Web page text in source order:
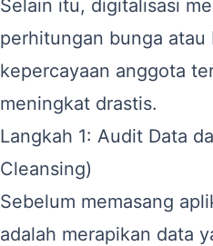
Selain itu, digitalisasi
perhitungan bunga
kepercayaan anggota
meningkat drastis.
Langkah 1: Audit Data
Cleansing)
Sebelum memasang
adalah merapikan data